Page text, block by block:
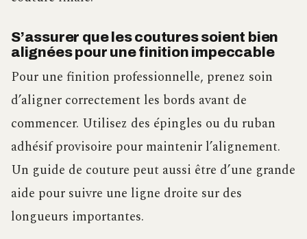
S’assurer que les coutures soient bien
alignées pour une finition impeccable
Pour une finition professionnelle, prenez soin
d’aligner correctement les bords avant de
commencer. Utilisez des épingles ou du ruban
adhésif provisoire pour maintenir l’alignement.
Un guide de couture peut aussi être d’une grande
aide pour suivre une ligne droite sur des
longueurs importantes.